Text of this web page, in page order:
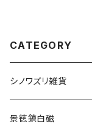
CATEGORY
シノワズリ雑貨
景徳鎮白磁